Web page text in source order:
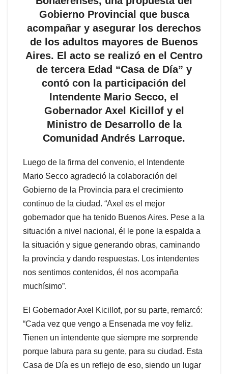
Gobierno Provincial que busca
acompañar y asegurar los derechos
de los adultos mayores de Buenos
Aires. El acto se realizó en el Centro
de tercera Edad “Casa de Día” y
contó con la participación del
Intendente Mario Secco, el
Gobernador Axel Kicillof y el
Ministro de Desarrollo de la
Comunidad Andrés Larroque.
Luego de la firma del convenio, el Intendente
Mario Secco agradeció la colaboración del
Gobierno de la Provincia para el crecimiento
continuo de la ciudad. “Axel es el mejor
gobernador que ha tenido Buenos Aires. Pese a la
situación a nivel nacional, él le pone la espalda a
la situación y sigue generando obras, caminando
la provincia y dando respuestas. Los intendentes
nos sentimos contenidos, él nos acompaña
muchísimo”.
El Gobernador Axel Kicillof, por su parte, remarcó:
“Cada vez que vengo a Ensenada me voy feliz.
Tienen un intendente que siempre me sorprende
porque labura para su gente, para su ciudad. Esta
Casa de Día es un reflejo de eso, siendo un lugar